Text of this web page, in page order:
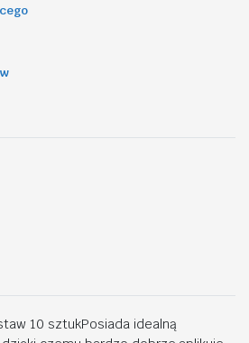
10 sztukPosiada idealną